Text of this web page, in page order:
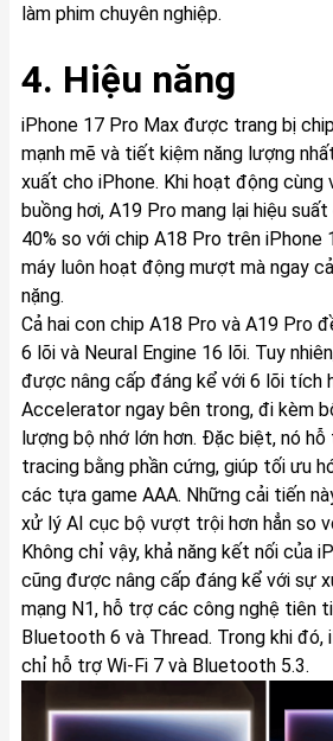
làm phim chuyên nghiệp.
4. Hiệu năng
iPhone 17 Pro Max được trang bị
mạnh mẽ và tiết kiệm năng lượng
xuất cho iPhone. Khi hoạt động cùng
buồng hơi, A19 Pro mang lại hiệu
40% so với chip A18 Pro trên iPhone
máy luôn hoạt động mượt mà ngay
nặng.
Cả hai con chip A18 Pro và A19 Pro
6 lõi và Neural Engine 16 lõi. Tuy
được nâng cấp đáng kể với 6 lõi tích
Accelerator ngay bên trong, đi kèm
lượng bộ nhớ lớn hơn. Đặc biệt, nó
tracing bằng phần cứng, giúp tối ưu
các tựa game AAA. Những cải tiến
xử lý AI cục bộ vượt trội hơn hẳn so
Không chỉ vậy, khả năng kết nối của
cũng được nâng cấp đáng kể với sự
mạng N1, hỗ trợ các công nghệ tiên
Bluetooth 6 và Thread. Trong khi đó,
chỉ hỗ trợ Wi-Fi 7 và Bluetooth 5.3.